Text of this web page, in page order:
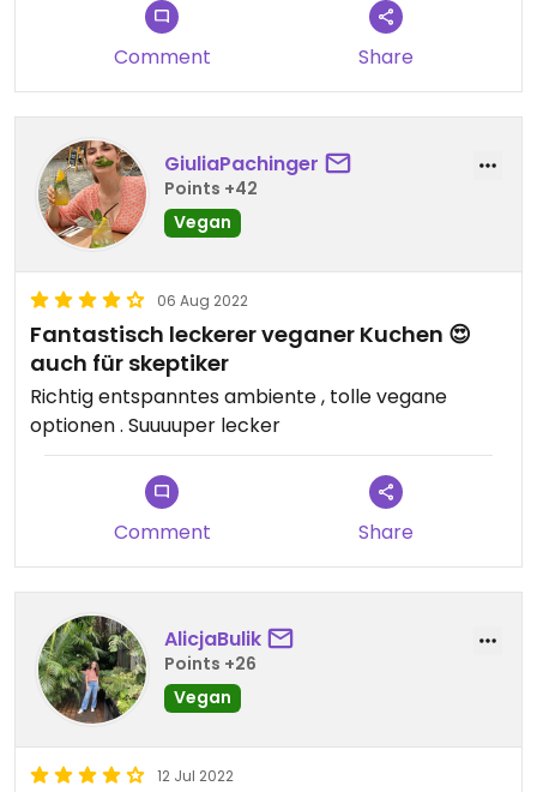
Comment Share
GiuliaPachinger
Points +42
Vegan
06 Aug 2022
Fantastisch leckerer veganer Kuchen 😍
auch für skeptiker
Richtig entspanntes ambiente , tolle vegane
optionen . Suuuuper lecker
Comment Share
AlicjaBulik
Points +26
Vegan
12 Jul 2022